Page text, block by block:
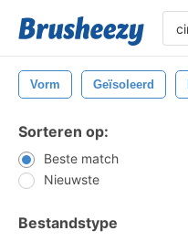
Vorm Geïsoleerd
Sorteren op:
Beste match
Nieuwste
Bestandstype